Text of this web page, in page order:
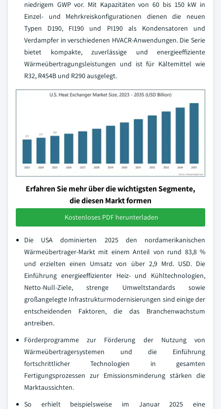
niedrigem GWP vor. Mit Kapazitäten von 60 bis 150 kW in
Einzel- und Mehrkreiskonfigurationen dienen die neuen
Typen D190, FI190 und PI190 als Kondensatoren und
Verdampfer in verschiedenen HVACR-Anwendungen. Die Serie
bietet kompakte, zuverlässige und energieeffiziente
Wärmeübertragungsleistungen und ist für Kältemittel wie
R32, R454B und R290 ausgelegt.
Erfahren Sie mehr über die wichtigsten Segmente,
die diesen Markt formen
Kostenloses PDF herunterladen
Die USA dominierten 2025 den nordamerikanischen
Wärmeübertrager-Markt mit einem Anteil von rund 83,8 %
und erzielten einen Umsatz von über 2,9 Mrd. USD. Die
Einführung energieeffizienter Heiz- und Kühltechnologien,
Netto-Null-Ziele, strenge Umweltstandards sowie
großangelegte Infrastrukturmodernisierungen sind einige der
entscheidenden Faktoren, die das Branchenwachstum
antreiben.
Förderprogramme zur Förderung der Nutzung von
Wärmeübertragersystemen und die Einführung
fortschrittlicher Technologien in gesamten
Fertigungsprozessen zur Emissionsminderung stärken die
Marktaussichten.
So erhielt beispielsweise im Januar 2025 eine